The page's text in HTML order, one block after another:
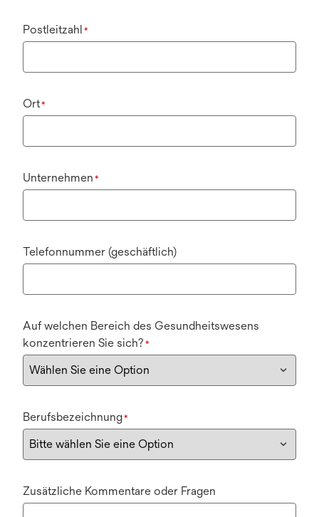
Postleitzahl *
Ort*
Unternehmen *
Telefonnummer (geschäftlich)
Auf welchen Bereich des Gesundheitswesens
konzentrieren Sie sich? *
Berufsbezeichnung*
Zusätzliche Kommentare oder Fragen